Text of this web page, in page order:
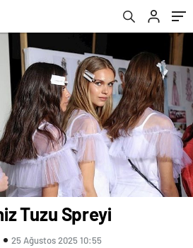
Tuzu Spreyi
25 Ağustos 2025 10:55